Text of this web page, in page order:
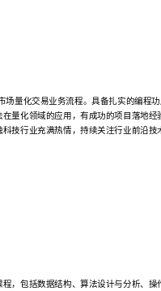
量化交易业务流程。具备扎实的编程
量化领域的应用，有成功的项目落地
技行业充满热情，持续关注行业前沿
，包括数据结构、算法设计与分析、